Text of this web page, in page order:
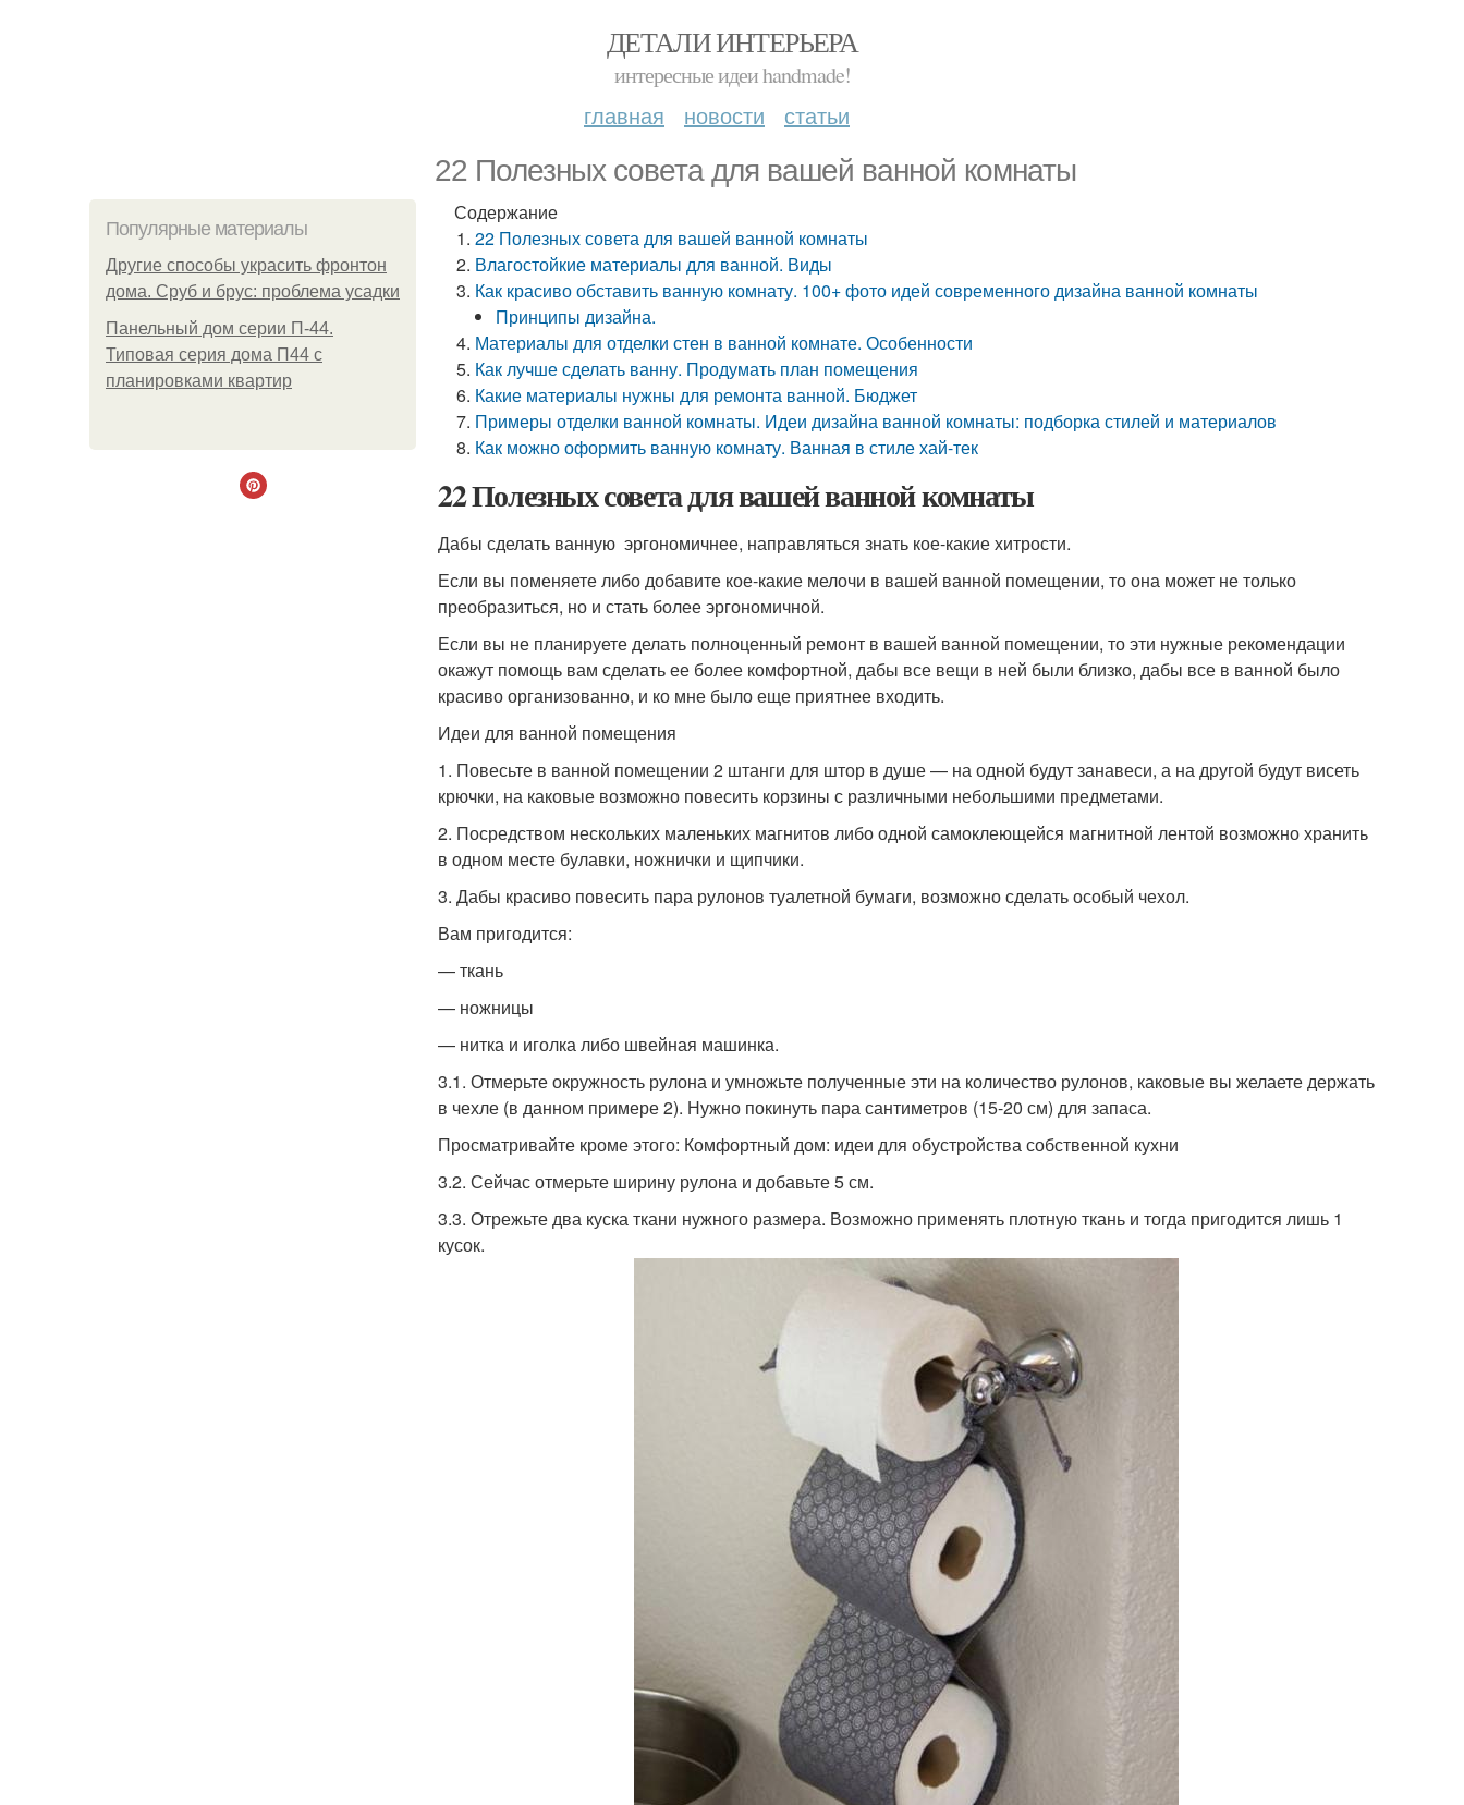
ДЕТАЛИ ИНТЕРЬЕРА
интересные идеи handmade!
главная новости статьи
22 Полезных совета для вашей ванной комнаты
Популярные материалы
Другие способы украсить фронтон
дома. Сруб и брус: проблема усадки
Панельный дом серии П-44.
Типовая серия дома П44 с
планировками квартир
Содержание
22 Полезных совета для вашей ванной комнаты
Влагостойкие материалы для ванной. Виды
Как красиво обставить ванную комнату. 100+ фото идей современного дизайна ванной комнаты
Принципы дизайна.
Материалы для отделки стен в ванной комнате. Особенности
Как лучше сделать ванну. Продумать план помещения
Какие материалы нужны для ремонта ванной. Бюджет
Примеры отделки ванной комнаты. Идеи дизайна ванной комнаты: подборка стилей и материалов
Как можно оформить ванную комнату. Ванная в стиле хай-тек
22 Полезных совета для вашей ванной комнаты
Дабы сделать ванную эргономичнее, направляться знать кое-какие хитрости.
Если вы поменяете либо добавите кое-какие мелочи в вашей ванной помещении, то она может не только
преобразиться, но и стать более эргономичной.
Если вы не планируете делать полноценный ремонт в вашей ванной помещении, то эти нужные рекомендации
окажут помощь вам сделать ее более комфортной, дабы все вещи в ней были близко, дабы все в ванной было
красиво организованно, и ко мне было еще приятнее входить.
Идеи для ванной помещения
1. Повесьте в ванной помещении 2 штанги для штор в душе — на одной будут занавеси, а на другой будут висеть
крючки, на каковые возможно повесить корзины с различными небольшими предметами.
2. Посредством нескольких маленьких магнитов либо одной самоклеющейся магнитной лентой возможно хранить
в одном месте булавки, ножнички и щипчики.
3. Дабы красиво повесить пара рулонов туалетной бумаги, возможно сделать особый чехол.
Вам пригодится:
— ткань
— ножницы
— нитка и иголка либо швейная машинка.
3.1. Отмерьте окружность рулона и умножьте полученные эти на количество рулонов, каковые вы желаете держать
в чехле (в данном примере 2). Нужно покинуть пара сантиметров (15-20 см) для запаса.
Просматривайте кроме этого: Комфортный дом: идеи для обустройства собственной кухни
3.2. Сейчас отмерьте ширину рулона и добавьте 5 см.
3.3. Отрежьте два куска ткани нужного размера. Возможно применять плотную ткань и тогда пригодится лишь 1
кусок.